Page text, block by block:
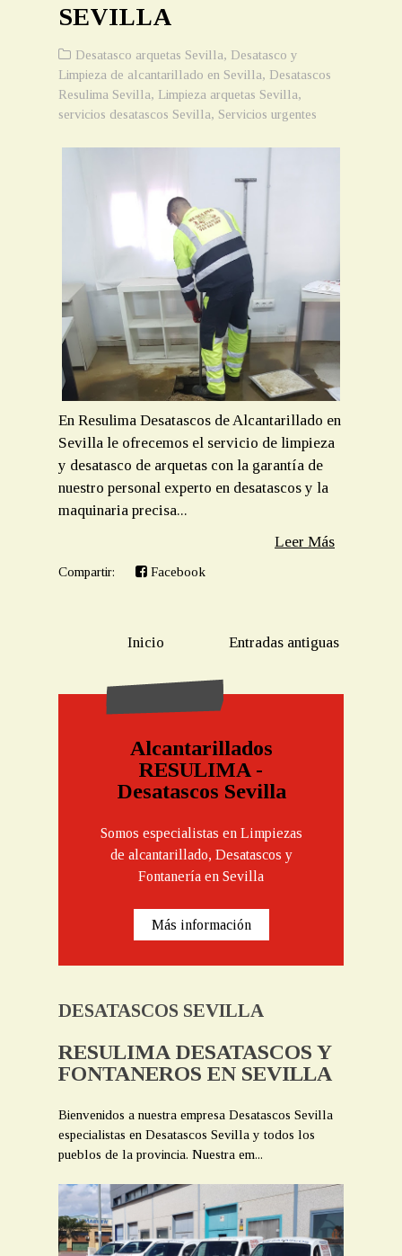
SEVILLA
Desatasco arquetas Sevilla, Desatasco y
Limpieza de alcantarillado en Sevilla, Desatascos
Resulima Sevilla, Limpieza arquetas Sevilla,
servicios desatascos Sevilla, Servicios urgentes
En Resulima Desatascos de Alcantarillado en
Sevilla le ofrecemos el servicio de limpieza
y desatasco de arquetas con la garantía de
nuestro personal experto en desatascos y la
maquinaria precisa...
Leer Más
Compartir: Facebook
Entradas antiguas
Inicio
Alcantarillados
RESULIMA -
Desatascos Sevilla
Somos especialistas en Limpiezas
de alcantarillado, Desatascos y
Fontanería en Sevilla
Más información
DESATASCOS SEVILLA
RESULIMA DESATASCOS Y
FONTANEROS EN SEVILLA
Bienvenidos a nuestra empresa Desatascos Sevilla
especialistas en Desatascos Sevilla y todos los
pueblos de la provincia. Nuestra em...